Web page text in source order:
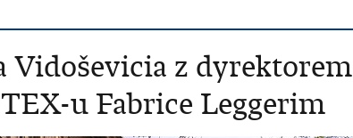
Vidoševicia z dyrektorem
u Fabrice Leggerim